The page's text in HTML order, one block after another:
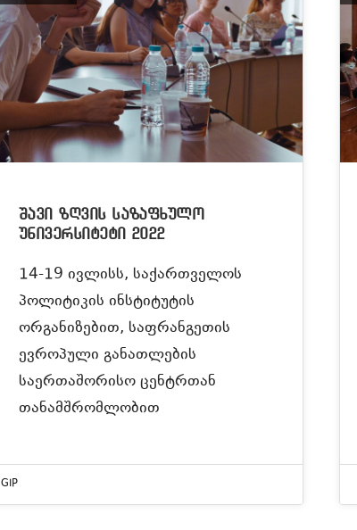
შავი ზღვის საზაფხულო
უნივერსიტეტი 2022
14-19 ივლისს, საქართველოს
პოლიტიკის ინსტიტუტის
ორგანიზებით, საფრანგეთის
ევროპული განათლების
საერთაშორისო ცენტრთან
თანამშრომლობით
GIP